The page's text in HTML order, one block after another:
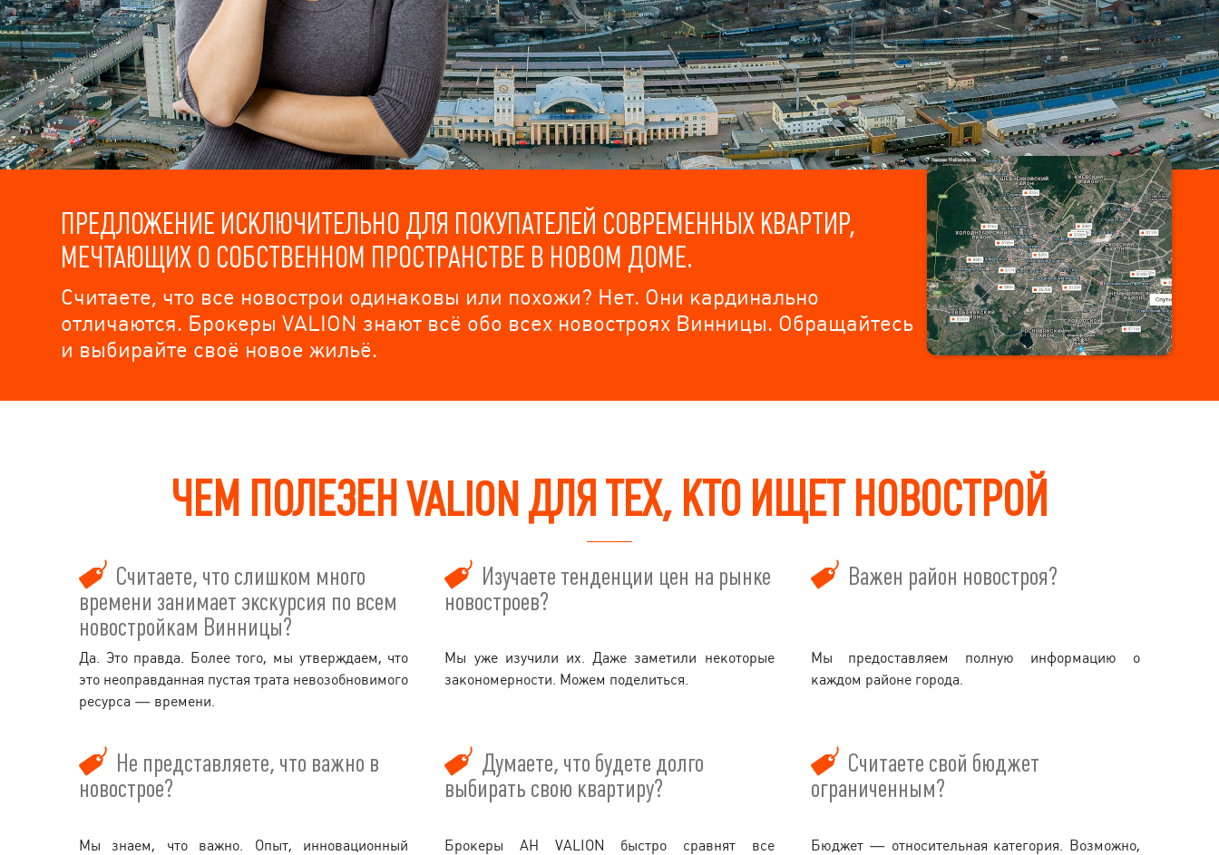
ПРЕДЛОЖЕНИЕ ИСКЛЮЧИТЕЛЬНО ДЛЯ ПОКУПАТЕЛЕЙ СОВРЕМЕННЫХ КВАРТИР,
МЕЧТАЮЩИХ О СОБСТВЕННОМ ПРОСТРАНСТВЕ В НОВОМ ДОМЕ.
Считаете, что все новострои одинаковы или похожи? Нет. Они кардинально
отличаются. Брокеры VALION знают всё обо всех новостроях Винницы. Обращайтесь
и выбирайте своё новое жильё.
ЧЕМ ПОЛЕЗЕН VALION ДЛЯ ТЕХ, КТО ИЩЕТ НОВОСТРОЙ
Считаете, что слишком много
времени занимает экскурсия по всем
новостройкам Винницы?
Да. Это правда. Более того, мы утверждаем, что
это неоправданная пустая трата невозобновимого
ресурса — времени.
Изучаете тенденции цен на рынке
новостроев?
Мы уже изучили их. Даже заметили некоторые
закономерности. Можем поделиться.
Важен район новостроя?
Мы предоставляем полную информацию о
каждом районе города.
Не представляете, что важно в
новострое?
Мы знаем, что важно. Опыт, инновационный
Думаете, что будете долго
выбирать свою квартиру?
Брокеры АН VALION быстро сравнят все
Считаете свой бюджет
ограниченным?
Бюджет — относительная категория. Возможно,